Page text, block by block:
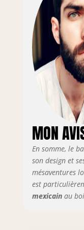
avec
et est
MON
En somme, le
son design et
mésaventures
est
mexicainau